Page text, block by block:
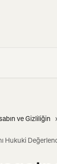
ve Gizliliğin
Hukuki